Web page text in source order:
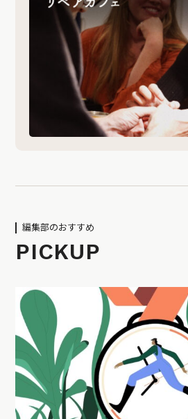
編集部のおすすめ
PICKUP